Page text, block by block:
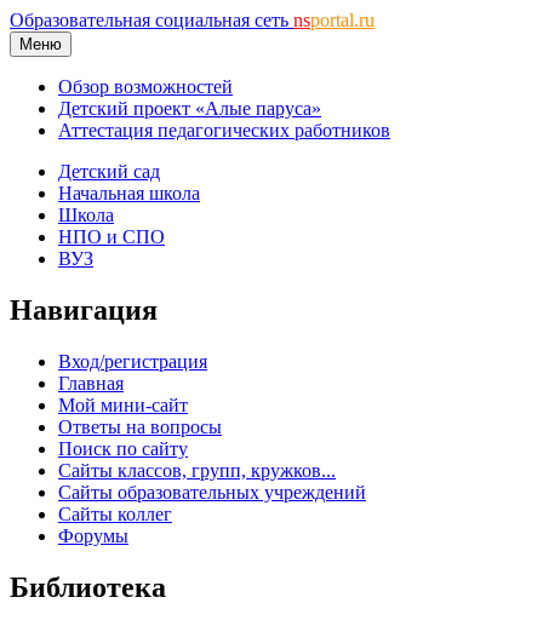
Образовательная социальная сеть nsportal.ru
Меню
Обзор возможностей
Детский проект «Алые паруса»
Аттестация педагогических работников
Детский сад
Начальная школа
Школа
НПО и СПО
ВУЗ
Навигация
Вход/регистрация
Главная
Мой мини-сайт
Ответы на вопросы
Поиск по сайту
Сайты классов, групп, кружков...
Сайты образовательных учреждений
Сайты коллег
Форумы
Библиотека